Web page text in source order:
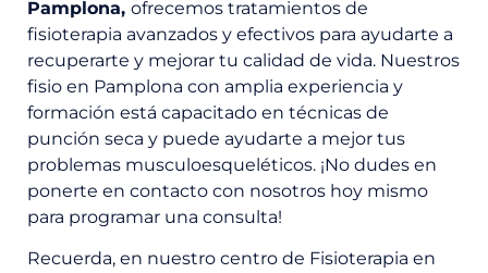
Pamplona, ofrecemos tratamientos de
fisioterapia avanzados y efectivos para ayudarte a
recuperarte y mejorar tu calidad de vida. Nuestros
fisio en Pamplona con amplia experiencia y
formación está capacitado en técnicas de
punción seca y puede ayudarte a mejor tus
problemas musculoesqueléticos. ¡No dudes en
ponerte en contacto con nosotros hoy mismo
para programar una consulta!
Recuerda, en nuestro centro de Fisioterapia en